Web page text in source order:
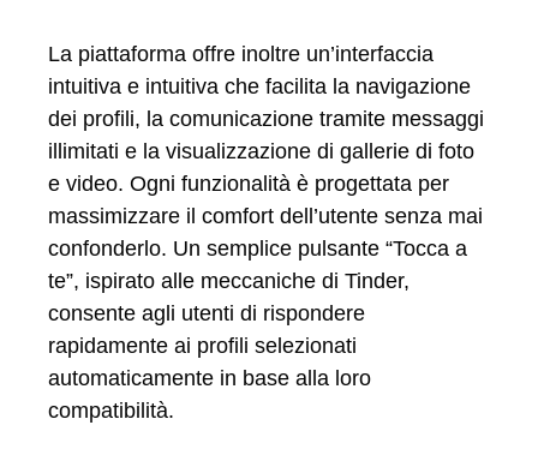
La piattaforma offre inoltre un’interfaccia
intuitiva e intuitiva che facilita la navigazione
dei profili, la comunicazione tramite messaggi
illimitati e la visualizzazione di gallerie di foto
e video. Ogni funzionalità è progettata per
massimizzare il comfort dell’utente senza mai
confonderlo. Un semplice pulsante “Tocca a
te”, ispirato alle meccaniche di Tinder,
consente agli utenti di rispondere
rapidamente ai profili selezionati
automaticamente in base alla loro
compatibilità.